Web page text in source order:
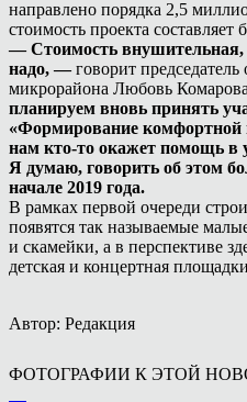
направлено порядка 2,5
стоимость проекта
— Стоимость
надо, —говорит председатель
микрорайона Любовь
планируем вновь принять
«Формирование комфортной
нам кто-то окажет помощь в
Я думаю, говорить об этом
начале 2019 года.
В рамках первой очереди
появятся так называемые
и скамейки, а в перспективе
детская и концертная
Автор: Редакция
ФОТОГРАФИИ К ЭТОЙ